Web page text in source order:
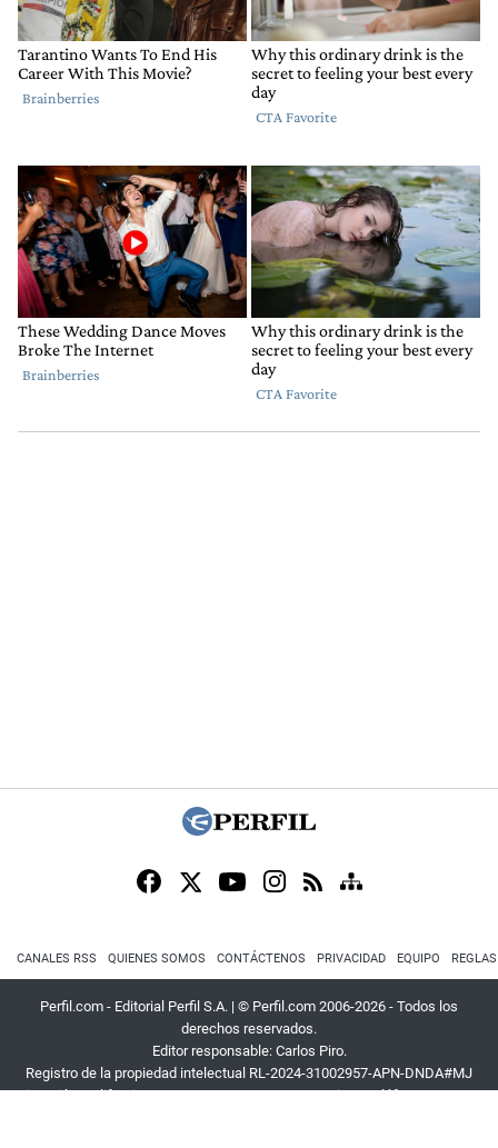
CANALES RSS QUIENES SOMOS CONTÁCTENOS PRIVACIDAD EQUIPO
Perfil.com - Editorial Perfil S.A. | © Perfil.com 2006-2026 - Todos los
derechos reservados.
Editor responsable: Carlos Piro.
Registro de la propiedad intelectual RL-2024-31002957-APN-DNDA#MJ
Dirección:California 2715,C1289ABI,CABA, Argentina| Teléfono:+54 9 11